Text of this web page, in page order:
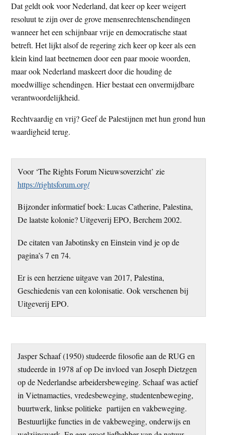
Dat geldt ook voor Nederland, dat keer op keer weigert
resoluut te zijn over de grove mensenrechtenschendingen
wanneer het een schijnbaar vrije en democratische staat
betreft. Het lijkt alsof de regering zich keer op keer als een
klein kind laat beetnemen door een paar mooie woorden,
maar ook Nederland maskeert door die houding de
moedwillige schendingen. Hier bestaat een onvermijdbare
verantwoordelijkheid.
Rechtvaardig en vrij? Geef de Palestijnen met hun grond hun
waardigheid terug.
Voor ‘The Rights Forum Nieuwsoverzicht’ zie
https://rightsforum.org/
Bijzonder informatief boek: Lucas Catherine, Palestina,
De laatste kolonie? Uitgeverij EPO, Berchem 2002.
De citaten van Jabotinsky en Einstein vind je op de
pagina’s 7 en 74.
Er is een herziene uitgave van 2017, Palestina,
Geschiedenis van een kolonisatie. Ook verschenen bij
Uitgeverij EPO.
Jasper Schaaf (1950) studeerde filosofie aan de RUG en
studeerde in 1978 af op De invloed van Joseph Dietzgen
op de Nederlandse arbeidersbeweging. Schaaf was actief
in Vietnamacties, vredesbeweging, studentenbeweging,
buurtwerk, linkse politieke partijen en vakbeweging.
Bestuurlijke functies in de vakbeweging, onderwijs en